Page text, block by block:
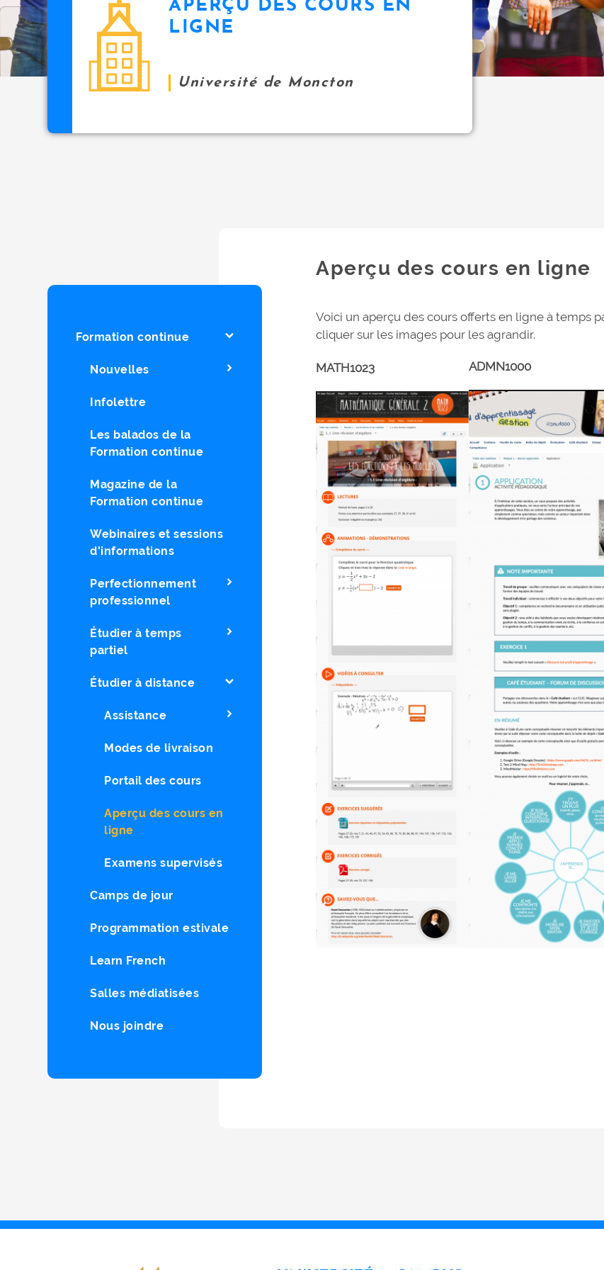
i
a
APERÇU DES COURS EN
LIGNE
Université de Moncton
Formation continue
Nouvelles
Infolettre
Les balados de la
Formation continue
Magazine de la
Formation continue
Webinaires et sessions
d'informations
Perfectionnement
professionnel
Étudier à temps
partiel
Étudier à distance
Assistance
Modes de livraison
Portail des cours
Aperçu des cours en
ligne
Examens supervisés
Camps de jour
Programmation estivale
Learn French
Salles médiatisées
Nous joindre
Aperçu des cours en ligne
Voici un aperçu des cours offerts en ligne à temps
cliquer sur les images pour les agrandir.
MATH1023 ADMN1000